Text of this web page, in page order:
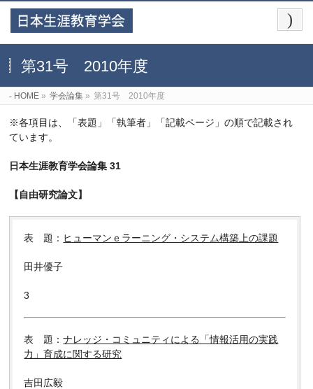
第31号 2010年度
HOME » 学会論集 » 第31号 2010年度
※各項目は、「表題」「執筆者」「記載ページ」の順で記載され
ています。
日本生涯教育学会論集 31
【自由研究論文】
表 題： ヒューマンｅラーニング・システム構築上の課題
田井優子
3
表 題：ナレッジ・コミュニティによる「情報活用の実践
力」育成に関する研究
吉田広毅